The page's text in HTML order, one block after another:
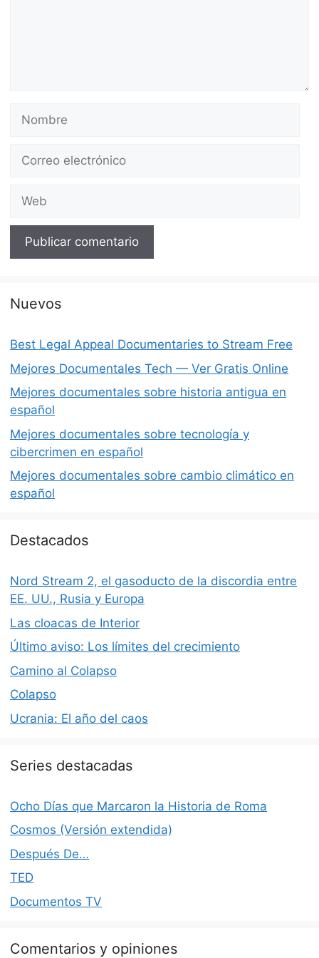
Nombre
Correo
Web
Nuevos
Best Legal Appeal Documentaries to Stream Free
Mejores Documentales Tech — Ver Gratis Online
Mejores documentales sobre historia antigua en
español
Mejores documentales sobre tecnología y
cibercrimen en español
Mejores documentales sobre cambio climático en
español
Destacados
Nord Stream 2, el gasoducto de la discordia entre
EE. UU., Rusia y Europa
Las cloacas de Interior
Último aviso: Los límites del crecimiento
Camino al Colapso
Colapso
Ucrania: El año del caos
Series destacadas
Ocho Días que Marcaron la Historia de Roma
Cosmos (Versión extendida)
Después De…
TED
Documentos TV
Comentarios y opiniones